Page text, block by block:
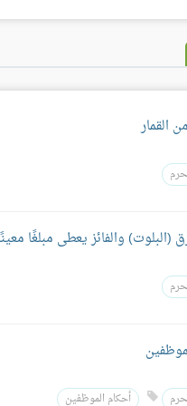
القمار
والفائز يعطى مبلغًا
أحكام الموظفين